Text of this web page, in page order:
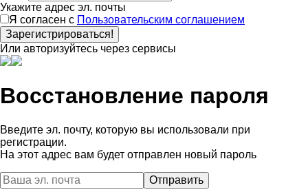
Укажите адрес эл. почты
Я согласен с Пользовательским соглашением
Зарегистрироваться!
Или авторизуйтесь через сервисы
Восстановление пароля
Введите эл. почту, которую вы использовали при
регистрации.
На этот адрес вам будет отправлен новый пароль